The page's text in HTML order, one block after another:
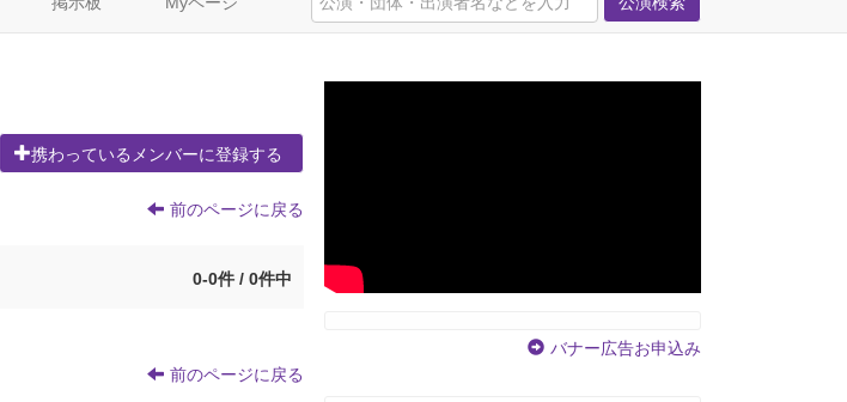
携わっているメンバーに登録する
前のページに戻る
0-0件 / 0件中
前のページに戻る
バナー広告お申込み